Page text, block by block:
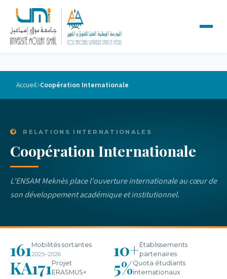
Accueil Coopération Internationale
RELATIONS INTERNATIONALES
Coopération Internationale
L'ENSAM Meknès place l'ouverture internationale au cœur de
son développement académique et institutionnel.
161 Mobilités sortantes
2025–2026 10+Établissements
partenaires
KA171 Projet
ERASMUS+
5%Quota étudiants
internationaux